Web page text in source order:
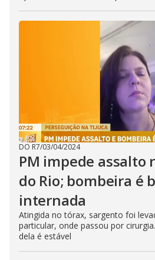
DO R7/03/04/2024
PM impede assalto
do Rio; bombeira é
internada
Atingida no tórax, sargento foi
particular, onde passou por
dela é estável